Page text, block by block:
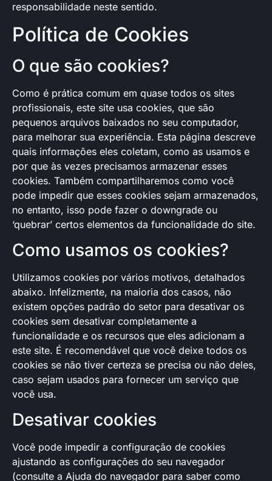
responsabilidade neste sentido.
Política de Cookies
O que são cookies?
Como é prática comum em quase todos os sites
profissionais, este site usa cookies, que são
pequenos arquivos baixados no seu computador,
para melhorar sua experiência. Esta página descreve
quais informações eles coletam, como as usamos e
por que às vezes precisamos armazenar esses
cookies. Também compartilharemos como você
pode impedir que esses cookies sejam armazenados,
no entanto, isso pode fazer o downgrade ou
‘quebrar’ certos elementos da funcionalidade do site.
Como usamos os cookies?
Utilizamos cookies por vários motivos, detalhados
abaixo. Infelizmente, na maioria dos casos, não
existem opções padrão do setor para desativar os
cookies sem desativar completamente a
funcionalidade e os recursos que eles adicionam a
este site. É recomendável que você deixe todos os
cookies se não tiver certeza se precisa ou não deles,
caso sejam usados ​​para fornecer um serviço que
você usa.
Desativar cookies
Você pode impedir a configuração de cookies
ajustando as configurações do seu navegador
(consulte a Ajuda do navegador para saber como